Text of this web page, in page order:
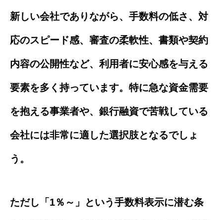
新しい会社でありながら、手数料の低さ、対
応のスピード感、審査の柔軟性、書類や契約
内容の公開性など、利用者に安心感を与える
要素を多く持っています。特に急な資金需要
を抱える事業者や、銀行融資で苦戦している
会社には非常に適した選択肢となるでしょ
う。
ただし「1％～」という手数料表示に潜む条